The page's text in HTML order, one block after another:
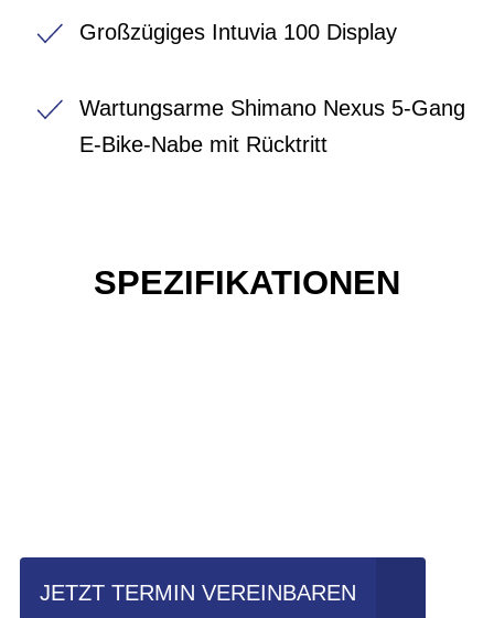
Großzügiges Intuvia 100 Display
Wartungsarme Shimano Nexus 5-Gang
E-Bike-Nabe mit Rücktritt
SPEZIFIKATIONEN
JETZT TERMIN VEREINBAREN